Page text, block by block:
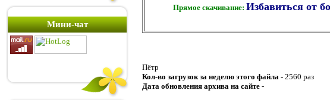
Мини-чат
Прямое скачивание: Избавиться от
Пётр
Кол-во загрузок за неделю этого файла - 2560 раз
Дата обновления архива на сайте -